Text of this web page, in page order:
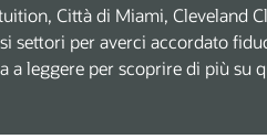
Città di Miami, Cleveland
settori per averci accordato
a leggere per scoprire di più su